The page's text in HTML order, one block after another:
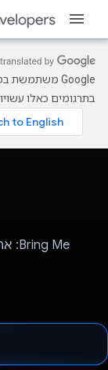
בתרגומים כאלו
Bring Me: אתגר את החברים שלך, מצא את הכיף!